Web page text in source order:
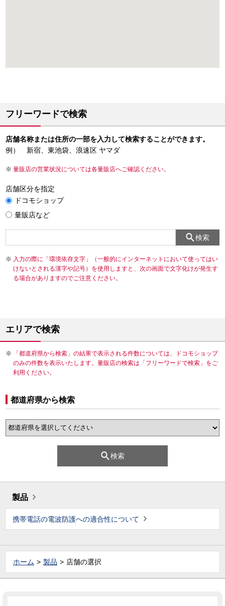
フリーワードで検索
店舗名称または住所の一部を入力して検索することができます。
例） 新宿、東池袋、浪速区 ヤマダ
量販店の営業状況については各量販店へご確認ください。
店舗区分を指定
ドコモショップ
量販店など
検索
入力の際に「環境依存文字」（一般的にインターネットにおいて使ってはい
けないとされる漢字や記号）を使用しますと、次の画面で文字化けが発生す
る場合がありますのでご注意ください。
エリアで検索
「都道府県から検索」の結果で表示される件数については、ドコモショップ
のみの件数を表示いたします。量販店の検索は「フリーワードで検索」をご
利用ください。
都道府県から検索
検索
製品
携帯電話の電波防護への適合性について
ホーム 製品 店舗の選択